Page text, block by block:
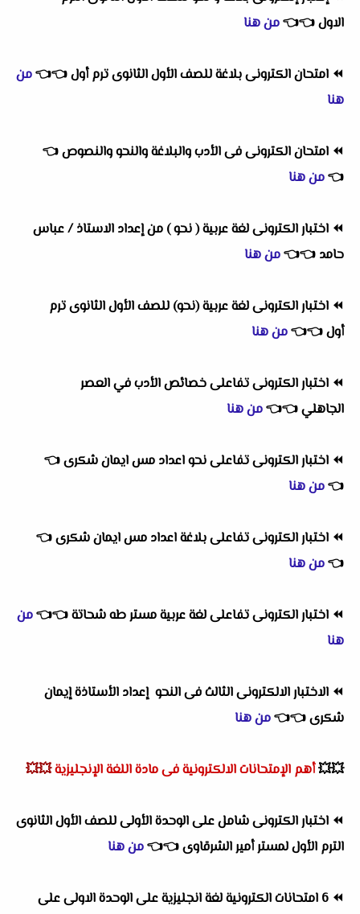
الاول👈
👈من هنا
⏪ امتحان الكترونى بلاغة للصف الأول الثانوى ترم أول👈
👈من
هنا
⏪ امتحان الكترونى فى الأدب والبلاغة والنحو والنصوص👈
👈من هنا
⏪ اختبار الكترونى لغة عربية ( نحو ) من إعداد الاستاذ / عباس
حامد 👈
👈من هنا
⏪ اختبار الكترونى لغة عربية (نحو) للصف الأول الثانوى ترم
أول👈
👈من هنا
⏪ اختبار الكترونى تفاعلى خصائص الأدب في العصر
الجاهلي👈
👈من هنا
⏪ اختبار الكترونى تفاعلى نحو اعداد مس ايمان شكرى👈
👈من هنا
⏪ اختبار الكترونى تفاعلى بلاغة اعداد مس ايمان شكرى👈
👈من هنا
⏪ اختبار الكترونى تفاعلى لغة عربية مستر طه شحاتة👈
👈من
هنا
⏪ الاختبار الالكترونى الثالث فى النحو إعداد الأستاذة إيمان
شكرى👈
👈من هنا
💥💥أهم الإمتحانات الالكترونية فى مادة اللغة الإنجليزية💥💥
⏪ اختبار الكترونى شامل على الوحدة الأولى للصف الأول الثانوى
الترم الأول لمستر أمير الشرقاوى👈
👈من هنا
⏪
6 امتحانات الكترونية لغة انجليزية على الوحدة الاولى على